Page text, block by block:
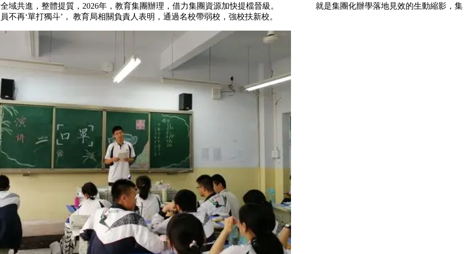
全域共進，整體提質，2026年，教育集團辦理，借力集團資源加快提檔晉級。 就是集團化辦學落地見效的生動縮影，集
再‘單打獨斗’， 教育局相關負責人表明，通過名校帶弱校，強校扶新校。